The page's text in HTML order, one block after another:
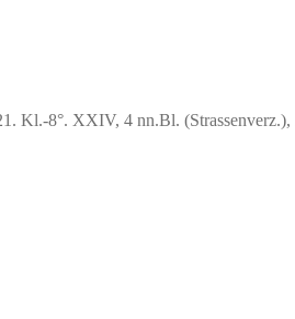
Kl.-8°. XXIV, 4 nn.Bl.